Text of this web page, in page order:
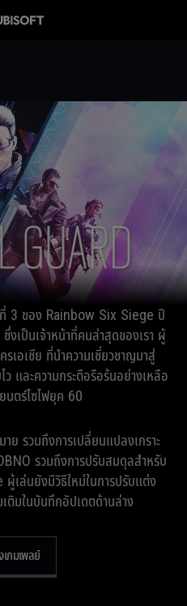
3 ของ Rainbow Six Siege ปี
งเป็นเจ้าหน้าที่คนล่าสุดของเรา ผู้
รเอเชีย ที่นำความเชี่ยวชาญมาสู่
และความกระตือรือร้นอย่างเหลือ
นตร์ไซไฟยุค 60
ย รวมถึงการเปลี่ยนแปลงเกราะ
รวมถึงการปรับสมดุลสำหรับ
ล่นยังมีวิธีใหม่ในการปรับแต่ง
ติมในบันทึกอัปเดตด้านล่าง
กมเพลย์